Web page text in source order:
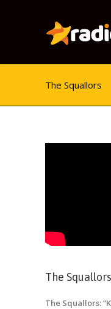
The Squallors
The Squallors
The Squallors: